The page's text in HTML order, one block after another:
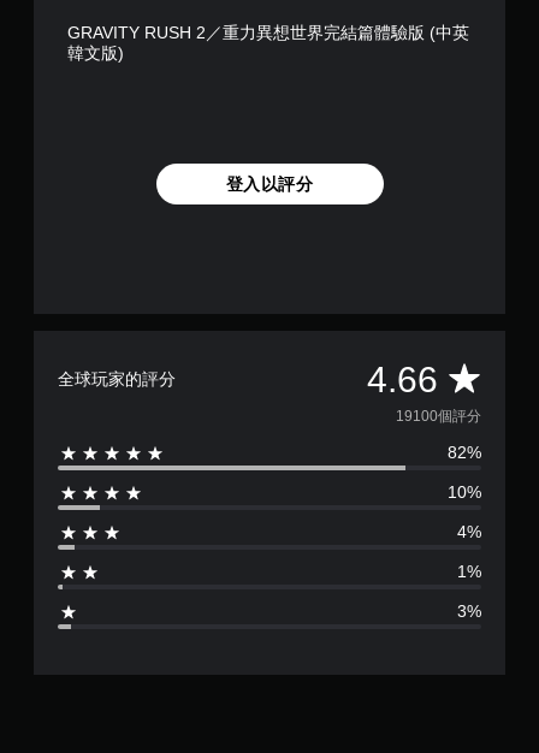
GRAVITY RUSH 2／重力異想世界完結篇體驗版 (中英
韓文版)
登入以評分
全球玩家的評分 4.66 平
均
評
分
4
6
19100個評分
82%
10%
4%
1%
3%